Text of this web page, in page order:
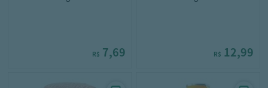
R$ 7,69 R$ 12,99